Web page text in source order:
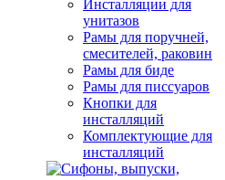
Инсталляции для
унитазов
Рамы для поручней,
смесителей, раковин
Рамы для биде
Рамы для писсуаров
Кнопки для
инсталляций
Комплектующие для
инсталляций